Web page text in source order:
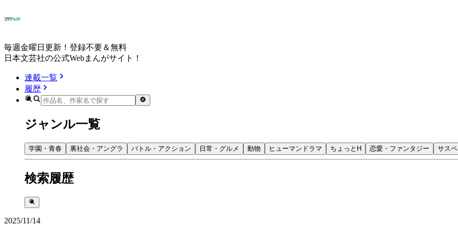
毎週金曜日更新！登録不要＆無料
日本文芸社の公式Webまんがサイト！
連載一覧
履歴
ジャンル一覧
学園・青春 裏社会・アングラ バトル・アクション 日常・グルメ 動物 ヒューマンドラマ ちょっとH 恋愛・ファンタジー サス
検索履歴
2025/11/14